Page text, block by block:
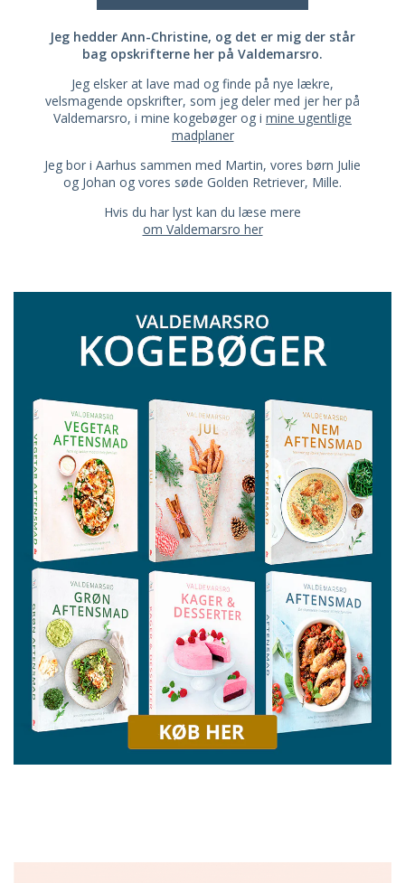
Jeg hedder Ann-Christine, og det er mig der står
bag opskrifterne her på Valdemarsro.
Jeg elsker at lave mad og finde på nye lækre,
velsmagende opskrifter, som jeg deler med jer her på
Valdemarsro, i mine kogebøger og i mine ugentlige
madplaner
Jeg bor i Aarhus sammen med Martin, vores børn Julie
og Johan og vores søde Golden Retriever, Mille.
Hvis du har lyst kan du læse mere
om Valdemarsro her